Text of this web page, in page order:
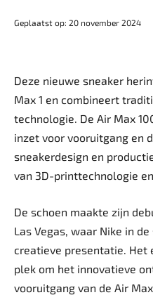
Geplaatst op: 20 november 2024
Deze nieuwe sneaker
Max 1 en combineert
technologie. De Air Max
inzet voor vooruitgang en
sneakerdesign en
van 3D-printtechnologie
De schoen maakte zijn
Las Vegas, waar Nike in
creatieve presentatie. Het
plek om het innovatieve
vooruitgang van de Air